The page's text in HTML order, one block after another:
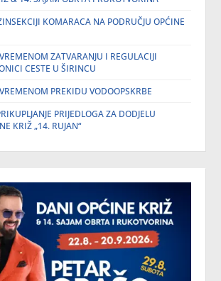
KOMARACA NA PODRUČJU OPĆINE
ZATVARANJU I REGULACIJI
CESTE U ŠIRINCU
PREKIDU VODOOPSKRBE
PRIJEDLOGA ZA DODJELU
KRIŽ „14. RUJAN“